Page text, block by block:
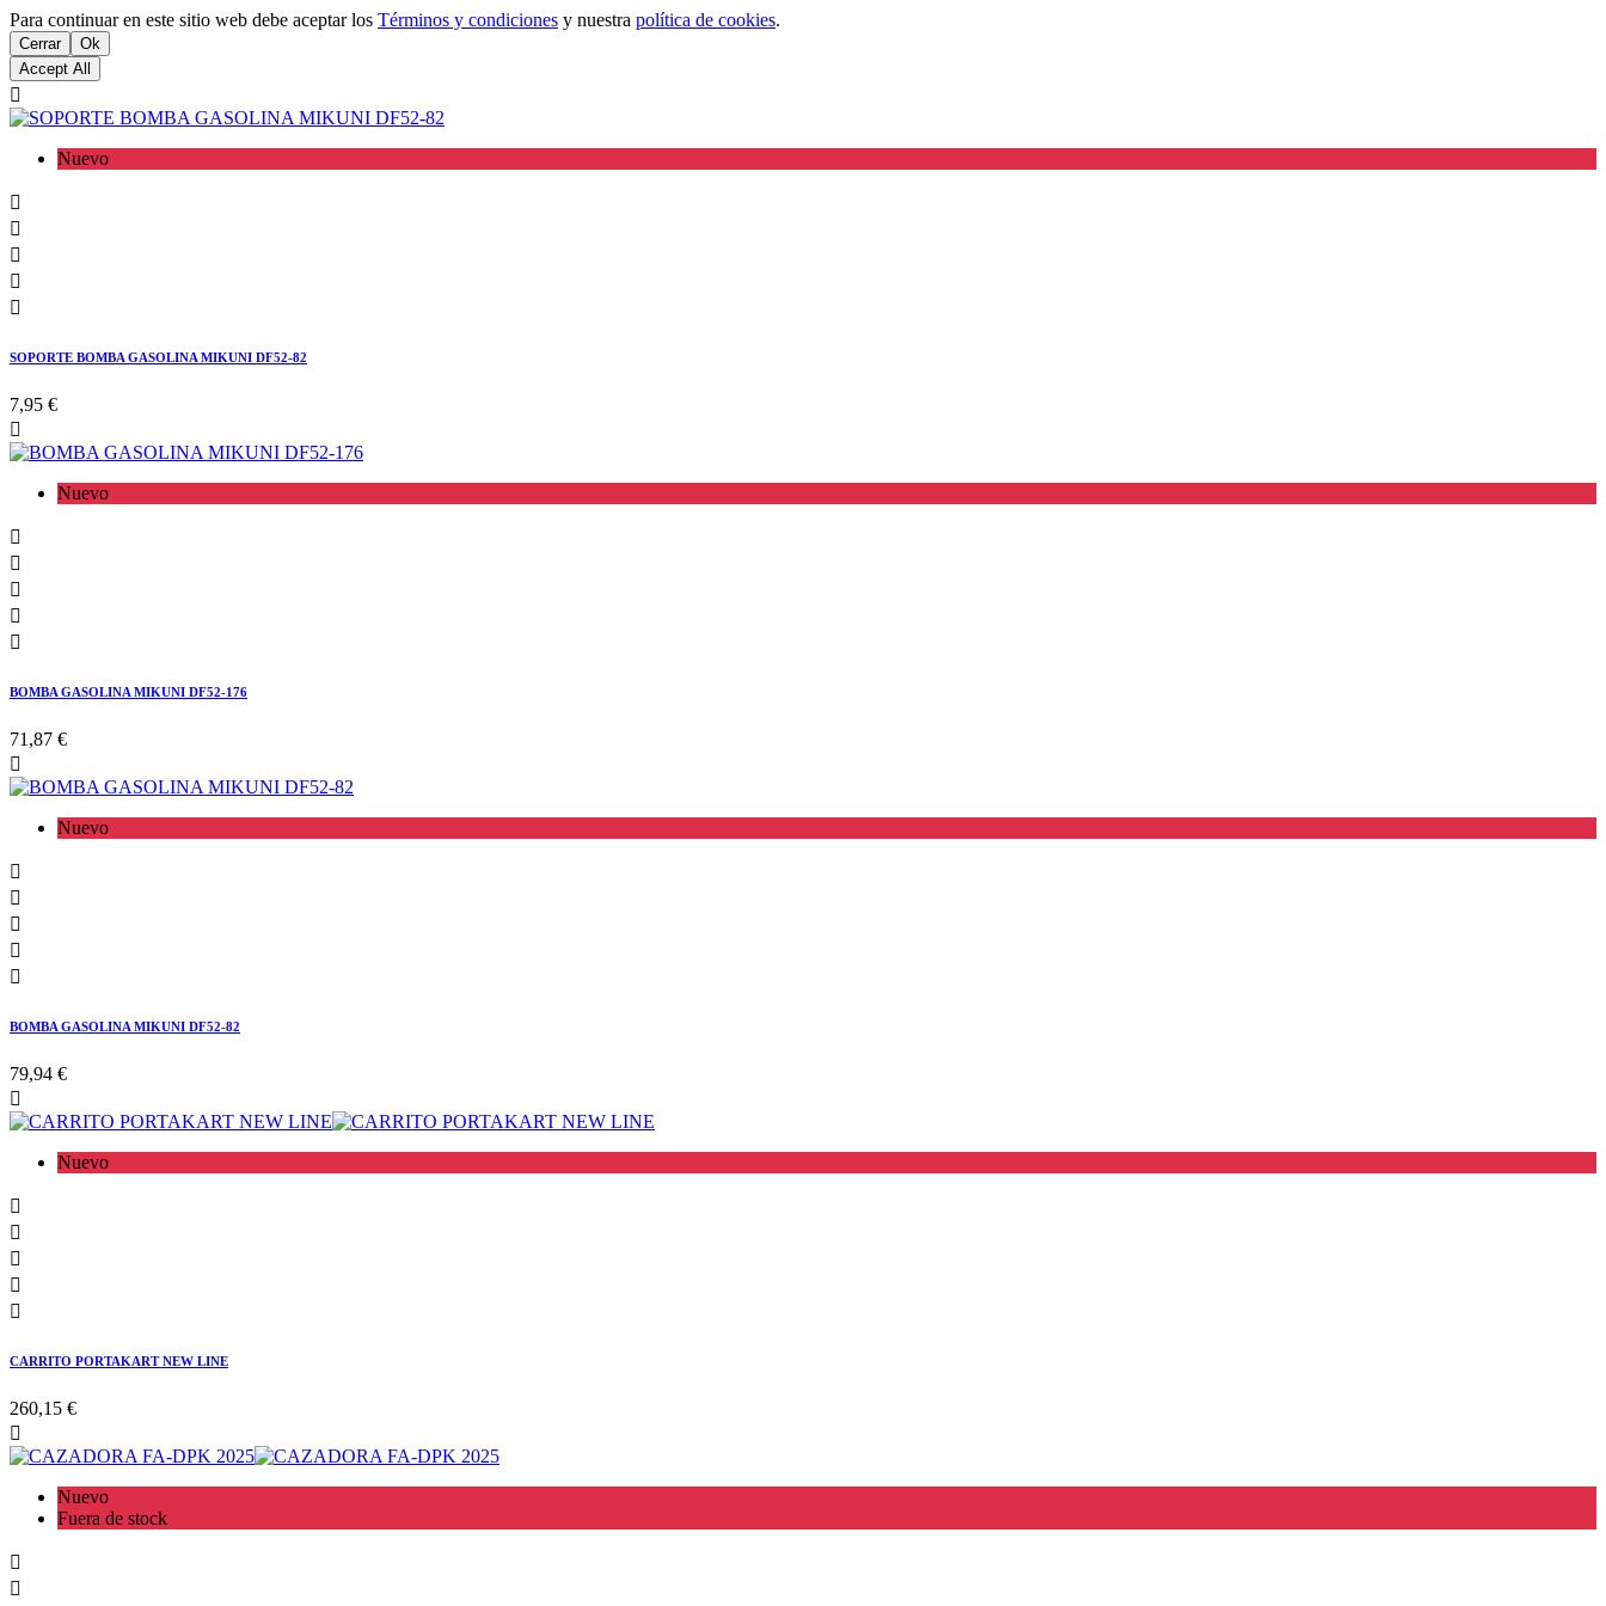
Para continuar en este sitio web debe aceptar los Términos y condiciones y nuestra política de cookies.
Cerrar
Ok
Accept All

Nuevo





SOPORTE BOMBA GASOLINA MIKUNI DF52-82
7,95 €

Nuevo





BOMBA GASOLINA MIKUNI DF52-176
71,87 €

Nuevo





BOMBA GASOLINA MIKUNI DF52-82
79,94 €

Nuevo





CARRITO PORTAKART NEW LINE
260,15 €

Nuevo
Fuera de stock

